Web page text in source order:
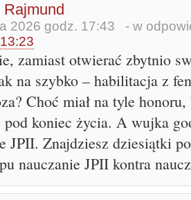
2026 godz. 17:43 - w
zamiast otwierać zbytnio
na szybko – habilitacja z
Choć miał na tyle
pod koniec życia. A wujka
JPII. Znajdziesz dziesiątki
nauczanie JPII kontra